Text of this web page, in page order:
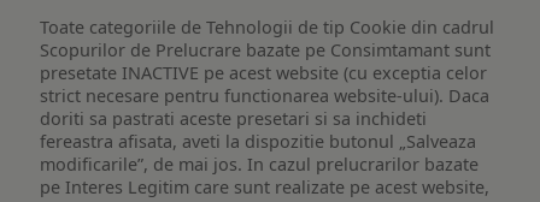
Toate categoriile de Tehnologii de tip Cookie din cadrul
Scopurilor de Prelucrare bazate pe Consimtamant sunt
presetate INACTIVE pe acest website (cu exceptia celor
strict necesare pentru functionarea website-ului). Daca
doriti sa pastrati aceste presetari si sa inchideti
fereastra afisata, aveti la dispozitie butonul „Salveaza
modificarile”, de mai jos. In cazul prelucrarilor bazate
pe Interes Legitim care sunt realizate pe acest website,